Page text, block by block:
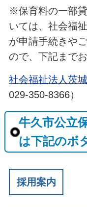
※保育料の一部
いては、社会福
が申請手続きや
ので、下記まで
社会福祉法人茨
029-350-8366）
牛久市公立
は下記のボ
採用案内